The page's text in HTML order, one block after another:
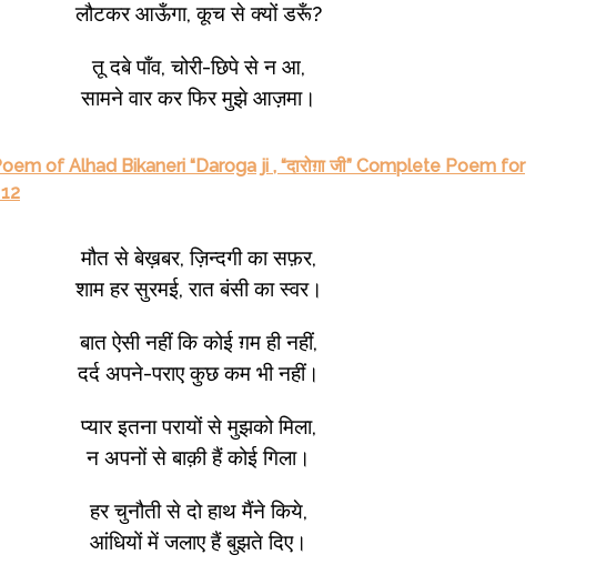
लौटकर आऊँगा, कूच से क्यों डरूँ?
तू दबे पाँव, चोरी-छिपे से न आ,
सामने वार कर फिर मुझे आज़मा।
of Alhad Bikaneri “Daroga ji , “दारोग़ा जी” Complete Poem for
मौत से बेख़बर, ज़िन्दगी का सफ़र,
शाम हर सुरमई, रात बंसी का स्वर।
बात ऐसी नहीं कि कोई ग़म ही नहीं,
दर्द अपने-पराए कुछ कम भी नहीं।
प्यार इतना परायों से मुझको मिला,
न अपनों से बाक़ी हैं कोई गिला।
हर चुनौती से दो हाथ मैंने किये,
आंधियों में जलाए हैं बुझते दिए।